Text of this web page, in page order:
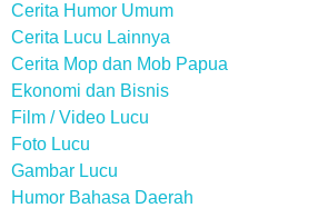
Cerita Humor Umum
Cerita Lucu Lainnya
Cerita Mop dan Mob Papua
Ekonomi dan Bisnis
Film / Video Lucu
Foto Lucu
Gambar Lucu
Humor Bahasa Daerah